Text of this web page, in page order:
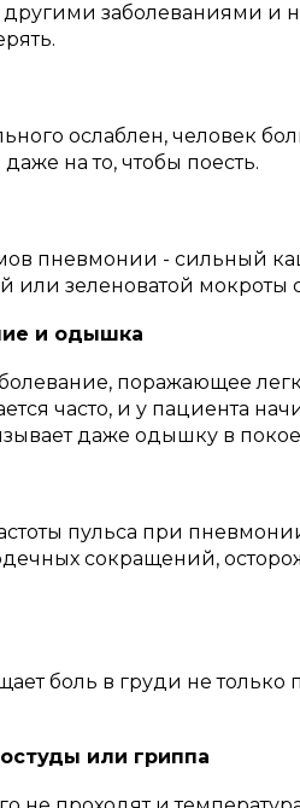
заболеваниями и
ослаблен, человек
на то, чтобы поесть.
пневмонии - сильный
или зеленоватой мокроты
и одышка
поражающее
часто, и у пациента
даже одышку в
пульса при
сокращений,
боль в груди не только
или гриппа